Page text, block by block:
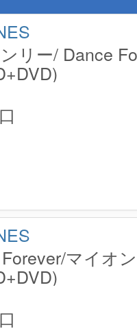
リー/ Dance
マイオ